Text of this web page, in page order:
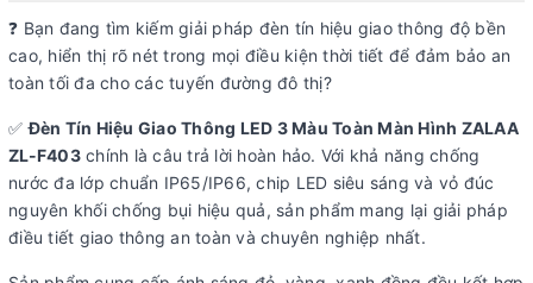
❓ Bạn đang tìm kiếm giải pháp đèn tín hiệu giao thông độ bền
cao, hiển thị rõ nét trong mọi điều kiện thời tiết để đảm bảo an
toàn tối đa cho các tuyến đường đô thị?
✅Đèn Tín Hiệu Giao Thông LED 3 Màu Toàn Màn Hình ZALAA
ZL-F403chính là câu trả lời hoàn hảo. Với khả năng chống
nước đa lớp chuẩn IP65/IP66, chip LED siêu sáng và vỏ đúc
nguyên khối chống bụi hiệu quả, sản phẩm mang lại giải pháp
điều tiết giao thông an toàn và chuyên nghiệp nhất.